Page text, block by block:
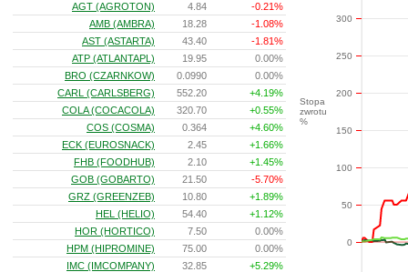
Stopa
zwrotu
%
0
50
100
150
200
250
300
AGT (AGROTON)
4.84
-0.21%
AMB (AMBRA)
18.28
-1.08%
AST (ASTARTA)
43.40
-1.81%
ATP (ATLANTAPL)
19.95
0.00%
BRO (CZARNKOW)
0.0990
0.00%
CARL (CARLSBERG)
552.20
+4.19%
COLA (COCACOLA)
320.70
+0.55%
COS (COSMA)
0.364
+4.60%
ECK (EUROSNACK)
2.45
+1.66%
FHB (FOODHUB)
2.10
+1.45%
GOB (GOBARTO)
21.50
-5.70%
GRZ (GREENZEB)
10.80
+1.89%
HEL (HELIO)
54.40
+1.12%
HOR (HORTICO)
7.50
0.00%
HPM (HIPROMINE)
75.00
0.00%
IMC (IMCOMPANY)
32.85
+5.29%